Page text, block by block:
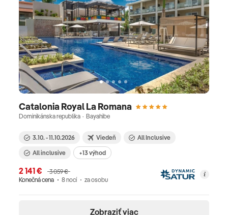
Catalonia Royal La Romana
Dominikánska republika · Bayahibe
3.10. - 11.10.2026 Viedeň
All Inclusive
All inclusive
+13 výhod
2 141 €
3 059 €
Konečná cena
8 nocí za osobu
Zobraziť viac